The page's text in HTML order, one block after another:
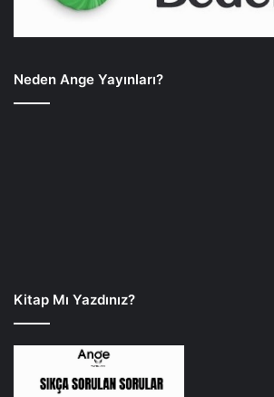
Neden Ange Yayınları?
Kitap Mı Yazdınız?